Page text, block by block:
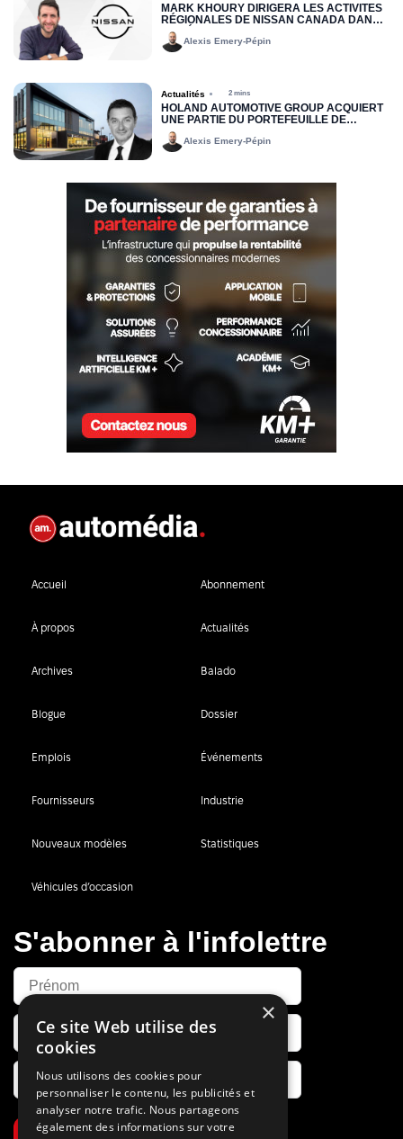
MARK KHOURY DIRIGERA LES ACTIVITÉS
RÉGIONALES DE NISSAN CANADA DANS
LA RÉGION DE L’EST
Alexis Emery-Pépin
Actualités 2 mins
HOLAND AUTOMOTIVE GROUP ACQUIERT
UNE PARTIE DU PORTEFEUILLE DE
LOCATION JOHN SCOTTI
Alexis Emery-Pépin
Accueil Abonnement
À propos Actualités
Archives Balado
Blogue Dossier
Emplois Événements
Fournisseurs Industrie
Nouveaux modèles Statistiques
Véhicules d’occasion
S'abonner à l'infolettre
×
Ce site Web utilise des
cookies
Nous utilisons des cookies pour
personnaliser le contenu, les publicités et
analyser notre trafic. Nous partageons
également des informations sur votre